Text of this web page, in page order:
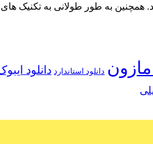
همچنین به طور طولانی به تکنیک
دانلود استاندارد دانلود